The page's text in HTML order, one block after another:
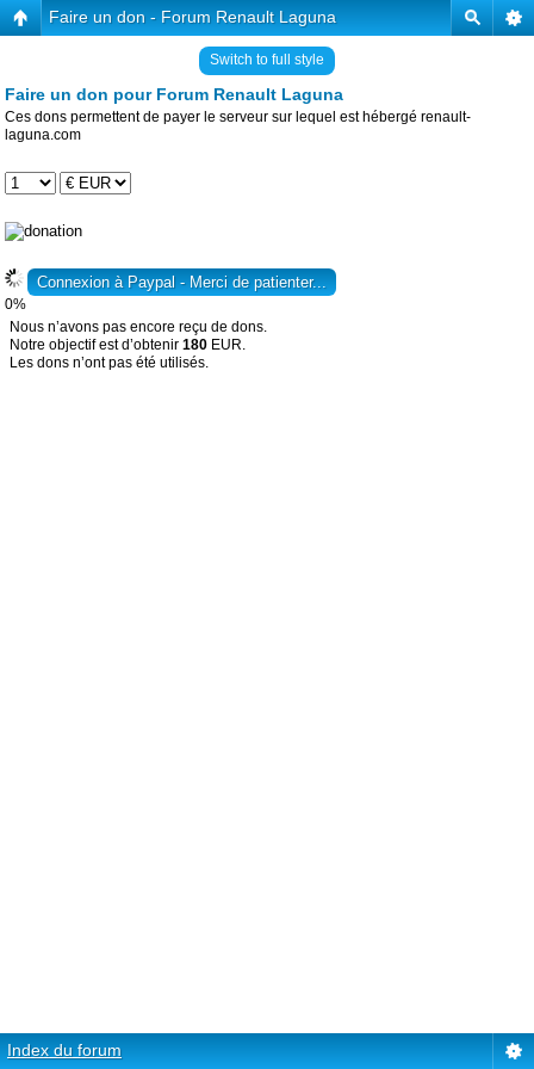
Faire un don - Forum Renault Laguna
Switch to full style
Faire un don pour Forum Renault Laguna
Ces dons permettent de payer le serveur sur lequel est hébergé renault-
laguna.com
0%
Nous n’avons pas encore reçu de dons.
Notre objectif est d’obtenir 180 EUR.
Les dons n’ont pas été utilisés.
Index du forum